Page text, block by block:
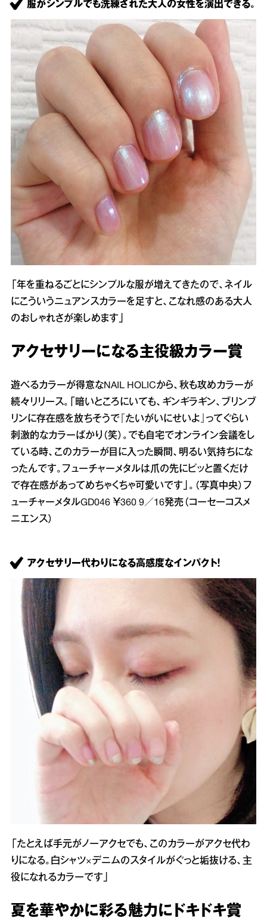
服がシンプルでも洗練された大人の女性を演出できる。
「年を重ねるごとにシンプルな服が増えてきたので、ネイル
にこういうニュアンスカラーを足すと、こなれ感のある大人
のおしゃれさが楽しめます」
アクセサリーになる主役級カラー賞
遊べるカラーが得意なNAIL HOLICから、秋も攻めカラーが
続々リリース。「暗いところにいても、ギンギラギン、ブリンブ
リンに存在感を放ちそうで『たいがいにせいよ』ってぐらい
刺激的なカラーばかり（笑）。でも自宅でオンライン会議をし
ている時、このカラーが目に入った瞬間、明るい気持ちにな
ったんです。フューチャーメタルは爪の先にピッと置くだけ
で存在感があってめちゃくちゃ可愛いです」。（写真中央）フ
ューチャーメタルGD046 ￥360 9／16発売（コーセーコスメ
ニエンス）
アクセサリー代わりになる高感度なインパクト！
「たとえば手元がノーアクセでも、このカラーがアクセ代わ
りになる。白シャツ×デニムのスタイルがぐっと垢抜ける、主
役になれるカラーです」
夏を華やかに彩る魅力にドキドキ賞